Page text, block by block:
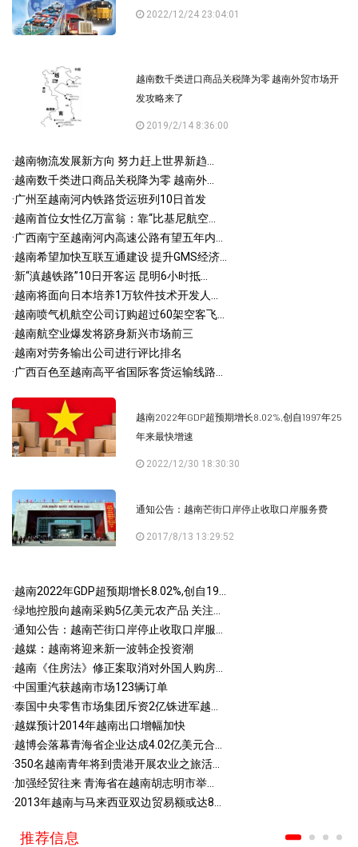
2022/12/24 23:04:01
越南数千类进口商品关税降为零 越南外贸市场开
发攻略来了
2019/2/14 8:36:00
·越南物流发展新方向 努力赶上世界新趋...
·越南数千类进口商品关税降为零 越南外...
·广州至越南河内铁路货运班列10日首发
·越南首位女性亿万富翁：靠“比基尼航空...
·广西南宁至越南河内高速公路有望五年内...
·越南希望加快互联互通建设 提升GMS经济...
·新“滇越铁路”10日开客运 昆明6小时抵...
·越南将面向日本培养1万软件技术开发人...
·越南喷气机航空公司订购超过60架空客飞...
·越南航空业爆发将跻身新兴市场前三
·越南对劳务输出公司进行评比排名
·广西百色至越南高平省国际客货运输线路...
越南2022年GDP超预期增长8.02%,创自1997年25
年来最快增速
2022/12/30 18:30:30
通知公告：越南芒街口岸停止收取口岸服务费
2017/8/13 13:29:52
·越南2022年GDP超预期增长8.02%,创自19...
·绿地控股向越南采购5亿美元农产品 关注...
·通知公告：越南芒街口岸停止收取口岸服...
·越媒：越南将迎来新一波韩企投资潮
·越南《住房法》修正案取消对外国人购房...
·中国重汽获越南市场123辆订单
·泰国中央零售市场集团斥资2亿铢进军越...
·越媒预计2014年越南出口增幅加快
·越博会落幕青海省企业达成4.02亿美元合...
·350名越南青年将到贵港开展农业之旅活...
·加强经贸往来 青海省在越南胡志明市举...
·2013年越南与马来西亚双边贸易额或达8...
推荐信息